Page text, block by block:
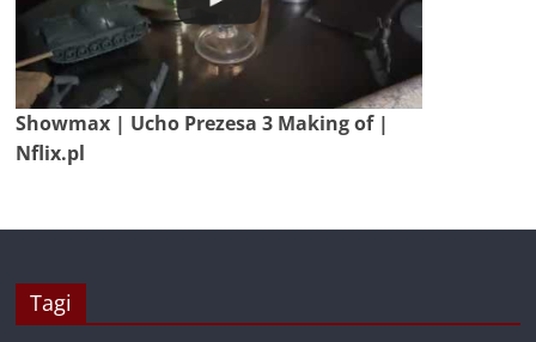
Showmax | Ucho Prezesa 3 Making of |
Nflix.pl
Tagi